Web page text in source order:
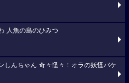
人魚の島のひみつ
しんちゃん 奇々怪々！オラの妖怪バケ